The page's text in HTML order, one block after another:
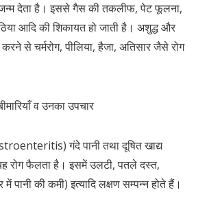
जन्म देता है। इससे गैस की तकलीफ, पेट फूलना,
आदि की शिकायत हो जाती है। अशुद्ध और
से चर्मरोग, पीलिया, हैजा, अतिसार जैसे रोग
व उनका उपचार
गंदे पानी तथा दूषित खाद्य
रोग फैलता है। इसमें उलटी, पतले दस्त,
में पानी की कमी) इत्यादि लक्षण सम्पन्न होते हैं।